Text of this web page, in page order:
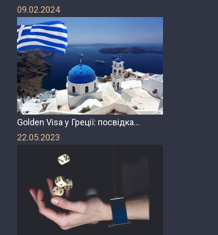
09.02.2024
Golden Visa у Греції: посвідка…
22.05.2023